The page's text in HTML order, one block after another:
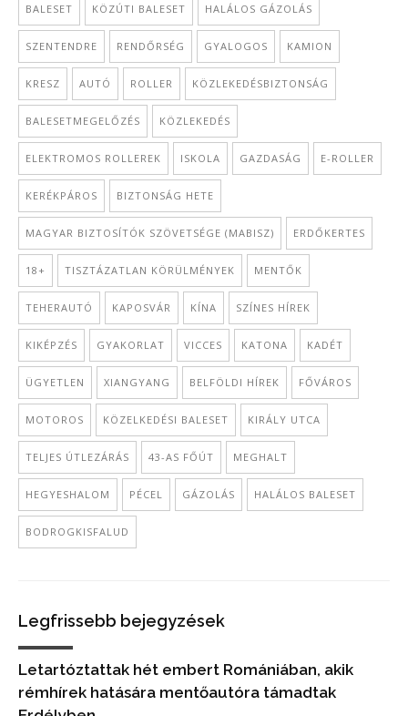
BALESET KÖZÚTI BALESET HALÁLOS GÁZOLÁS
SZENTENDRE RENDŐRSÉG GYALOGOS KAMION
KRESZ AUTÓ ROLLER KÖZLEKEDÉSBIZTONSÁG
BALESETMEGELŐZÉS KÖZLEKEDÉS
ELEKTROMOS ROLLEREK ISKOLA GAZDASÁG E-ROLLER
KERÉKPÁROS BIZTONSÁG HETE
MAGYAR BIZTOSÍTÓK SZÖVETSÉGE (MABISZ) ERDŐKERTES
18+ TISZTÁZATLAN KÖRÜLMÉNYEK MENTŐK
TEHERAUTÓ KAPOSVÁR KÍNA SZÍNES HÍREK
KIKÉPZÉS GYAKORLAT VICCES KATONA KADÉT
ÜGYETLEN XIANGYANG BELFÖLDI HÍREK FŐVÁROS
MOTOROS KÖZELKEDÉSI BALESET KIRÁLY UTCA
TELJES ÚTLEZÁRÁS 43-AS FŐÚT MEGHALT
HEGYESHALOM PÉCEL GÁZOLÁS HALÁLOS BALESET
BODROGKISFALUD
Legfrissebb bejegyzések
Letartóztattak hét embert Romániában, akik
rémhírek hatására mentőautóra támadtak